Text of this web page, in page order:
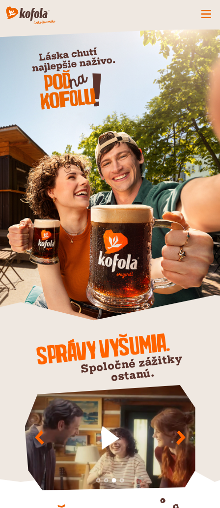
ČO MÁME NOVÉ
SPOZNAJ FIRMU
KOFOLA
PRODUKTY
PRIDAJ SA K NÁM
BUĎME PARŤÁCI
KONTAKTY
CZ SK EN
Správyvyšumia.
Spoločné zážitky
ostanú.